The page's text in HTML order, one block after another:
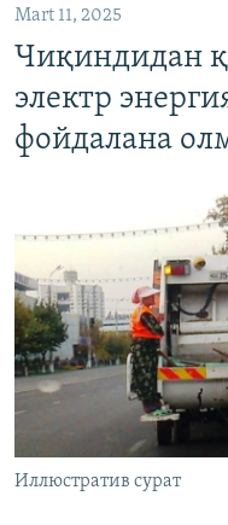
Mart 11, 2025
Чиқиндидан
электр
фойдалана
Иллюстратив сурат